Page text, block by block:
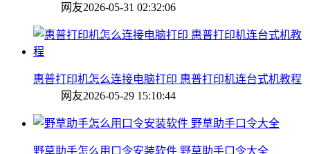
网友2026-05-31 02:32:06
惠普打印机怎么连接电脑打印 惠普打印机连台式机教程
网友2026-05-29 15:10:44
野草助手怎么用口令安装软件 野草助手口令大全